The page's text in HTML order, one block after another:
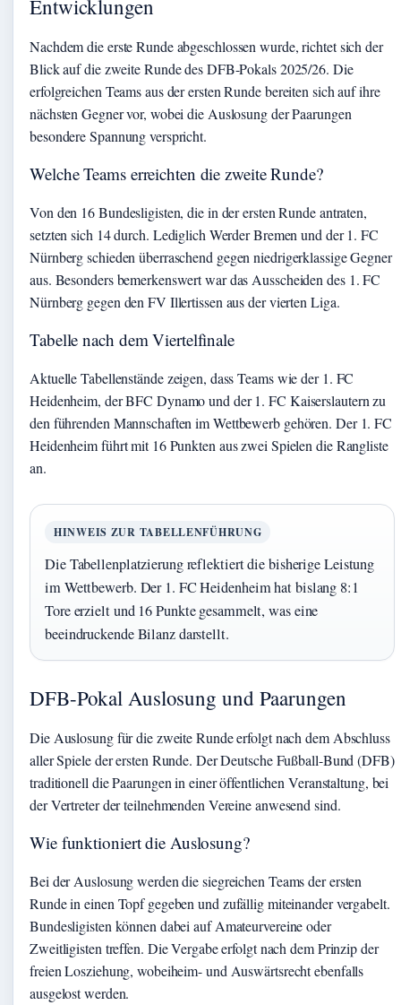
Entwicklungen
Nachdem die erste Runde abgeschlossen wurde, richtet sich der
Blick auf die zweite Runde des DFB-Pokals 2025/26. Die
erfolgreichen Teams aus der ersten Runde bereiten sich auf ihre
nächsten Gegner vor, wobei die Auslosung der Paarungen
besondere Spannung verspricht.
Welche Teams erreichten die zweite Runde?
Von den 16 Bundesligisten, die in der ersten Runde antraten,
setzten sich 14 durch. Lediglich Werder Bremen und der 1. FC
Nürnberg schieden überraschend gegen niedrigerklassige Gegner
aus. Besonders bemerkenswert war das Ausscheiden des 1. FC
Nürnberg gegen den FV Illertissen aus der vierten Liga.
Tabelle nach dem Viertelfinale
Aktuelle Tabellenstände zeigen, dass Teams wie der 1. FC
Heidenheim, der BFC Dynamo und der 1. FC Kaiserslautern zu
den führenden Mannschaften im Wettbewerb gehören. Der 1. FC
Heidenheim führt mit 16 Punkten aus zwei Spielen die Rangliste
an.
HINWEIS ZUR TABELLENFÜHRUNG
Die Tabellenplatzierung reflektiert die bisherige Leistung
im Wettbewerb. Der 1. FC Heidenheim hat bislang 8:1
Tore erzielt und 16 Punkte gesammelt, was eine
beeindruckende Bilanz darstellt.
DFB-Pokal Auslosung und Paarungen
Die Auslosung für die zweite Runde erfolgt nach dem Abschluss
aller Spiele der ersten Runde. Der Deutsche Fußball-Bund (DFB)
traditionell die Paarungen in einer öffentlichen Veranstaltung, bei
der Vertreter der teilnehmenden Vereine anwesend sind.
Wie funktioniert die Auslosung?
Bei der Auslosung werden die siegreichen Teams der ersten
Runde in einen Topf gegeben und zufällig miteinander vergabelt.
Bundesligisten können dabei auf Amateurvereine oder
Zweitligisten treffen. Die Vergabe erfolgt nach dem Prinzip der
freien Losziehung, wobeiheim- und Auswärtsrecht ebenfalls
ausgelost werden.